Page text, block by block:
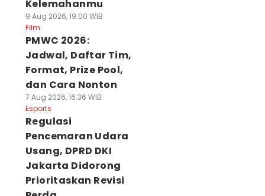
Kelemahanmu
9 Aug 2026, 19:00 WIB
Film
PMWC 2026:
Jadwal, Daftar Tim,
Format, Prize Pool,
dan Cara Nonton
7 Aug 2026, 16:36 WIB
Esports
Regulasi
Pencemaran Udara
Usang, DPRD DKI
Jakarta Didorong
Prioritaskan Revisi